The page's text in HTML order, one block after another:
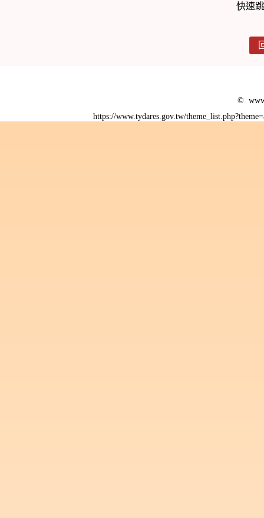
快速
©
https://www.tydares.gov.tw/